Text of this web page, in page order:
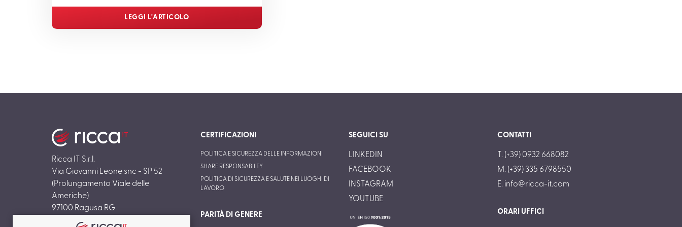
LEGGI L'ARTICOLO
Ricca IT S.r.l.
Via Giovanni Leone snc - SP 52
(Prolungamento Viale delle
Americhe)
97100 Ragusa RG
CERTIFICAZIONI
POLITICA E SICUREZZA DELLE INFORMAZIONI
SHARE RESPONSABILTY
POLITICA DI SICUREZZA E SALUTE NEI LUOGHI DI
LAVORO
PARITÀ DI GENERE
SEGUICI SU
LINKEDIN
FACEBOOK
INSTAGRAM
YOUTUBE
CONTATTI
T. (+39) 0932 668082
M. (+39) 335 6798550
E. info@ricca-it.com
ORARI UFFICI